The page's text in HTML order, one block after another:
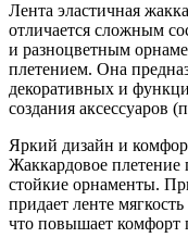
Лента эластичная
отличается сложным
и разноцветным
плетением. Она
декоративных и
создания аксессуаров
Яркий дизайн и
Жаккардовое плетение
стойкие орнаменты.
придает ленте
что повышает комфорт